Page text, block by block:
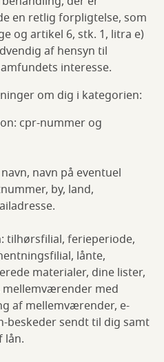
en retlig forpligtelse, som
og artikel 6, stk. 1, litra e)
af hensyn til
interesse.
om dig i kategorien:
cpr-nummer og
navn på eventuel
by, land,
tilhørsfilial, ferieperiode,
lånte,
materialer, dine lister,
med
af mellemværender, e-
beskeder sendt til dig samt
lån.